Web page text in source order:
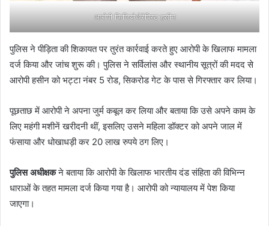
आरोपी फिजियोथेरेपिस्ट हसीन
पुलिस ने पीड़िता की शिकायत पर तुरंत कार्रवाई करते हुए आरोपी के खिलाफ मामला
दर्ज किया और जांच शुरू की। पुलिस ने सर्विलांस और स्थानीय सूत्रों की मदद से
आरोपी हसीन को भट्टा नंबर 5 रोड, सिकरोड गेट के पास से गिरफ्तार कर लिया।
पूछताछ में आरोपी ने अपना जुर्म कबूल कर लिया और बताया कि उसे अपने काम के
लिए महंगी मशीनें खरीदनी थीं, इसलिए उसने महिला डॉक्टर को अपने जाल में
फंसाया और धोखाधड़ी कर 20 लाख रुपये ठग लिए।
पुलिस अधीक्षकने बताया कि आरोपी के खिलाफ भारतीय दंड संहिता की विभिन्न
धाराओं के तहत मामला दर्ज किया गया है। आरोपी को न्यायालय में पेश किया
जाएगा।